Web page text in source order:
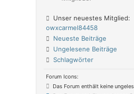
Unser neuestes Mitglied:
owxcarmel84458
Neueste Beiträge
Ungelesene Beiträge
Schlagwörter
Forum Icons:
Das Forum enthält keine